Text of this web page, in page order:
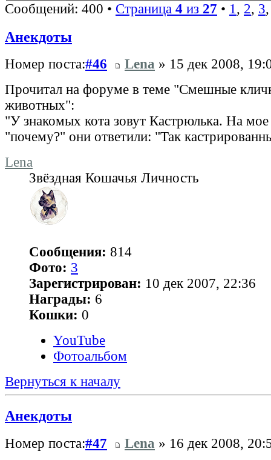
Сообщений: 400 • Страница 4 из 27 • 1 , 2, 3
Анекдоты
Номер поста:#46 Lena » 15 дек 2008,
Прочитал на форуме в теме "Смешные
животных":
"У знакомых кота зовут Кастрюлька. На мое
"почему?" они ответили: "Так
Lena
Звёздная Кошачья Личность
Сообщения: 814
Фото: 3
Зарегистрирован: 10 дек 2007, 22:36
Награды: 6
Кошки: 0
YouTube
Фотоальбом
Вернуться к началу
Анекдоты
Номер поста:#47 Lena » 16 дек 2008,